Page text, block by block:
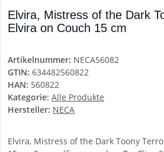
Elvira, Mistress of the Dark
Elvira on Couch 15 cm
Artikelnummer: NECA56082
GTIN: 634482560822
HAN: 560822
Kategorie: Alle Produkte
Hersteller: NECA
Elvira, Mistress of the Dark Toony